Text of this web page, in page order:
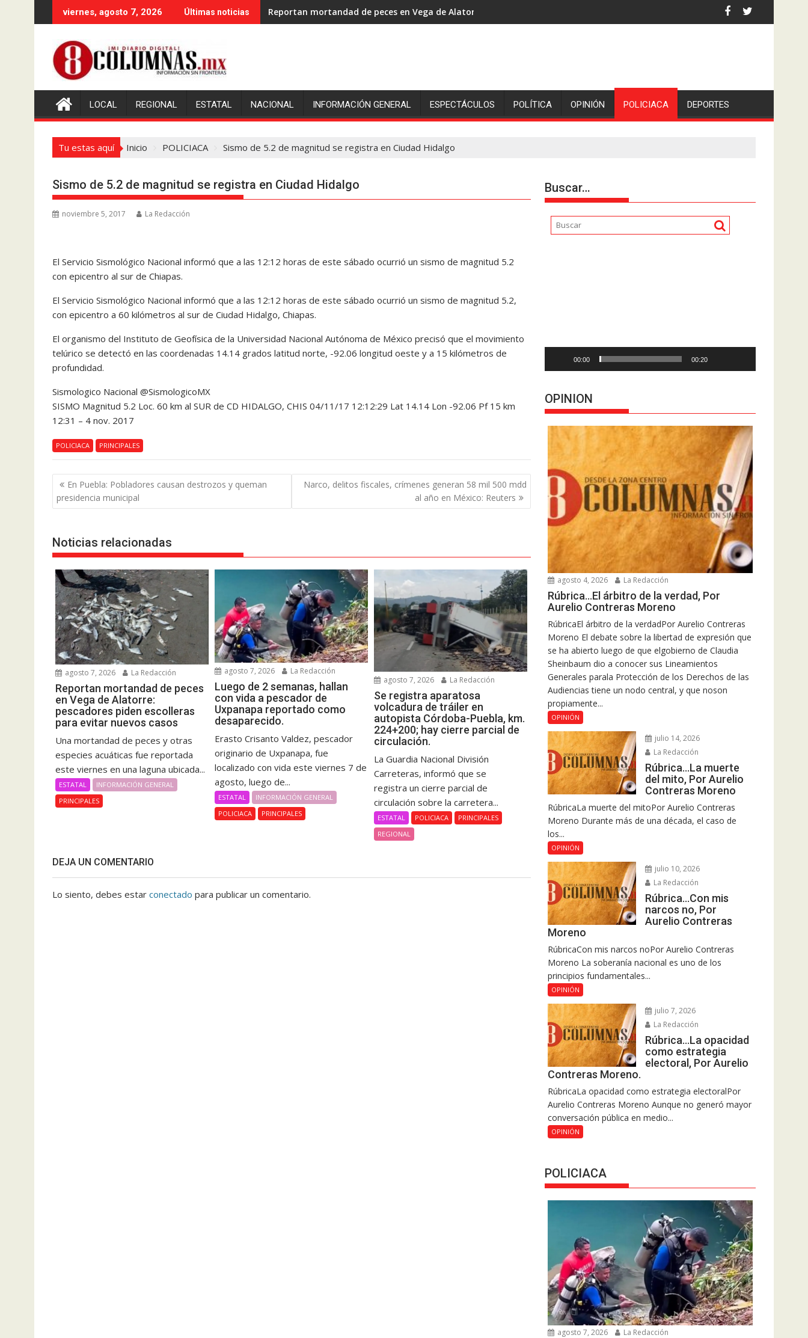
al
viernes, agosto 7, 2026 Últimas noticias Reportan mortandad de peces en Vega de Alatorre: pescadores piden escolleras para evitar nuevos casos
LOCAL REGIONAL ESTATAL NACIONAL INFORMACIÓN GENERAL ESPECTÁCULOS POLÍTICA OPINIÓN POLICIACA DEPORTES
Tu estas aquí Inicio POLICIACA Sismo de 5.2 de magnitud se registra en Ciudad Hidalgo
Sismo de 5.2 de magnitud se registra en Ciudad Hidalgo
noviembre 5, 2017 La Redacción
El Servicio Sismológico Nacional informó que a las 12:12 horas de este sábado ocurrió un sismo de magnitud 5.2
con epicentro al sur de Chiapas.
El Servicio Sismológico Nacional informó que a las 12:12 horas de este sábado ocurrió un sismo de magnitud 5.2,
con epicentro a 60 kilómetros al sur de Ciudad Hidalgo, Chiapas.
El organismo del Instituto de Geofísica de la Universidad Nacional Autónoma de México precisó que el movimiento
telúrico se detectó en las coordenadas 14.14 grados latitud norte, -92.06 longitud oeste y a 15 kilómetros de
profundidad.
Sismologico Nacional @SismologicoMX
SISMO Magnitud 5.2 Loc. 60 km al SUR de CD HIDALGO, CHIS 04/11/17 12:12:29 Lat 14.14 Lon -92.06 Pf 15 km
12:31 – 4 nov. 2017
POLICIACA PRINCIPALES
Navegación
de
entradas
En Puebla: Pobladores causan destrozos y queman
presidencia municipal
Narco, delitos fiscales, crímenes generan 58 mil 500 mdd
al año en México: Reuters
Noticias relacionadas
agosto 7, 2026 La Redacción
Reportan mortandad de peces
en Vega de Alatorre:
pescadores piden escolleras
para evitar nuevos casos
Una mortandad de peces y otras
especies acuáticas fue reportada
este viernes en una laguna ubicada...
ESTATAL
INFORMACIÓN GENERAL
PRINCIPALES
agosto 7, 2026 La Redacción
Luego de 2 semanas, hallan
con vida a pescador de
Uxpanapa reportado como
desaparecido.
Erasto Crisanto Valdez, pescador
originario de Uxpanapa, fue
localizado con vida este viernes 7 de
agosto, luego de...
ESTATAL
INFORMACIÓN GENERAL
POLICIACA
PRINCIPALES
agosto 7, 2026 La Redacción
Se registra aparatosa
volcadura de tráiler en
autopista Córdoba-Puebla, km.
224+200; hay cierre parcial de
circulación.
La Guardia Nacional División
Carreteras, informó que se
registra un cierre parcial de
circulación sobre la carretera...
ESTATAL POLICIACA
PRINCIPALES
REGIONAL
DEJA UN COMENTARIO
Lo siento, debes estar conectado para publicar un comentario.
Buscar…
00:00 00:20
OPINION
agosto 4, 2026 La Redacción
Rúbrica…El árbitro de la verdad, Por
Aurelio Contreras Moreno
RúbricaEl árbitro de la verdadPor Aurelio Contreras
Moreno El debate sobre la libertad de expresión que
se ha abierto luego de que elgobierno de Claudia
Sheinbaum dio a conocer sus Lineamientos
Generales parala Protección de los Derechos de las
Audiencias tiene un nodo central, y que noson
propiamente...
OPINIÓN
julio 14, 2026
La Redacción
Rúbrica…La muerte
del mito, Por Aurelio
Contreras Moreno
RúbricaLa muerte del mitoPor Aurelio Contreras
Moreno Durante más de una década, el caso de
los...
OPINIÓN
julio 10, 2026
La Redacción
Rúbrica…Con mis
narcos no, Por
Aurelio Contreras
Moreno
RúbricaCon mis narcos noPor Aurelio Contreras
Moreno La soberanía nacional es uno de los
principios fundamentales...
OPINIÓN
julio 7, 2026
La Redacción
Rúbrica…La opacidad
como estrategia
electoral, Por Aurelio
Contreras Moreno.
RúbricaLa opacidad como estrategia electoralPor
Aurelio Contreras Moreno Aunque no generó mayor
conversación pública en medio...
OPINIÓN
POLICIACA
agosto 7, 2026 La Redacción